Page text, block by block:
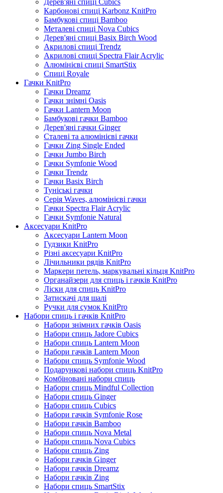
Дерев'яні спиці Cubics
Карбонові спиці Karbonz KnitPro
Бамбукові спиці Bamboo
Металеві спиці Nova Cubics
Дерев'яні спиці Basix Birch Wood
Акрилові спиці Trendz
Акрилові спиці Spectra Flair Acrylic
Алюмінієві спиці SmartStix
Спиці Royale
Гачки KnitPro
Гачки Dreamz
Гачки знімні Oasis
Гачки Lantern Moon
Бамбукові гачки Bamboo
Дерев'яні гачки Ginger
Сталеві та алюмінієві гачки
Гачки Zing Single Ended
Гачки Jumbo Birch
Гачки Symfonie Wood
Гачки Trendz
Гачки Basix Birch
Туніські гачки
Серія Waves, алюмінієві гачки
Гачки Spectra Flair Acrylic
Гачки Symfonie Natural
Аксесуари KnitPro
Аксесуари Lantern Moon
Гудзики KnitPro
Різні аксесуари KnitPro
Лічильники рядів KnitPro
Маркери петель, маркувальні кільця KnitPro
Органайзери для спиць і гачків KnitPro
Ліски для спиць KnitPro
Затискачі для шалі
Ручки для сумок KnitPro
Набори спиць і гачків KnitPro
Набори знімних гачків Oasis
Набори спиць Jadore Cubics
Набори спиць Lantern Moon
Набори гачків Lantern Moon
Набори спиць Symfonie Wood
Подарункові набори спиць KnitPro
Комбіновані набори спиць
Набори спиць Mindful Collection
Набори спиць Ginger
Набори спиць Cubics
Набори гачків Symfonie Rose
Набори гачків Bamboo
Набори спиць Nova Metal
Набори спиць Nova Cubics
Набори спиць Zing
Набори гачків Ginger
Набори гачків Dreamz
Набори гачків Zing
Набори спиць SmartStix